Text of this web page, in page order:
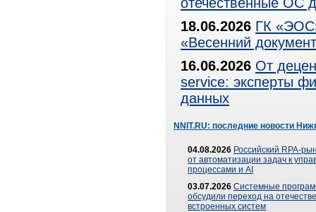
18.06.2026 ГК
«Весенний
16.06.2026 От
service: эксперты
данных
NNIT.RU: последние новости
04.08.2026 Российский RPA-
от автоматизации задач к
процессами и AI
03.07.2026 Системные
обсудили переход на
встроенных систем